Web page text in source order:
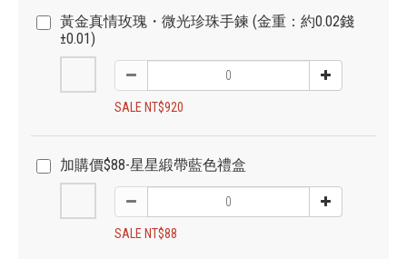
黃金真情玫瑰・微光珍珠手鍊 (金重：約0.02錢
±0.01)
SALE NT$920
加購價$88-星星緞帶藍色禮盒
SALE NT$88